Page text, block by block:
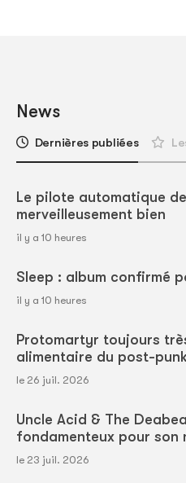
News
Dernières publiées
Le pilote automatique
merveilleusement bien
il y a 10 heures
Sleep : album confirmé
il y a 10 heures
Protomartyr toujours
alimentaire du post-
le 26 juil. 2026
Uncle Acid & The
fondamenteux pour son
le 23 juil. 2026